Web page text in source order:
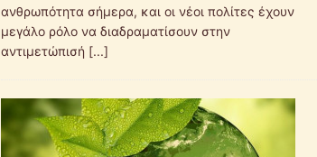
ανθρωπότητα σήμερα, και οι νέοι πολίτες έχουν
μεγάλο ρόλο να διαδραματίσουν στην
αντιμετώπισή [...]